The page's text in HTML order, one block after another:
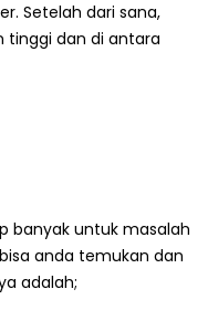
Setelah dari sana,
tinggi dan di antara
banyak untuk masalah
anda temukan dan
adalah;